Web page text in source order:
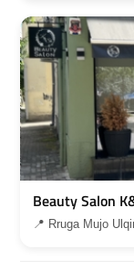
Beauty Salon
📍 Rruga Mujo